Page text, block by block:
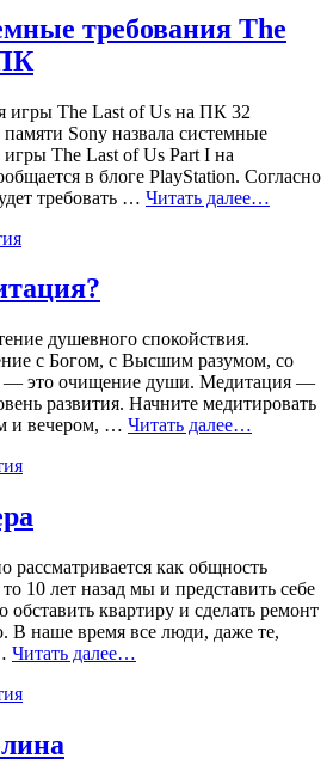
требования The
игры The Last of Us на ПК 32
Sony назвала системные
игры The Last of Us Part I на
в блоге PlayStation. Согласно
требовать … Читать далее…
душевного спокойствия.
с Богом, с Высшим разумом, со
— это очищение души. Медитация —
развития. Начните медитировать
и вечером, … Читать далее…
рассматривается как общность
10 лет назад мы и представить себе
квартиру и сделать ремонт
В наше время все люди, даже те,
Читать далее…